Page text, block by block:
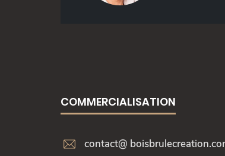
COMMERCIALISATION
contact@